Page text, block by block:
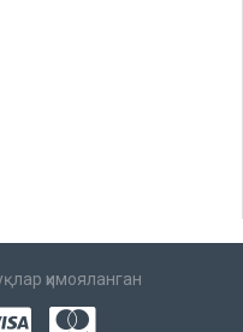
ҳимояланган